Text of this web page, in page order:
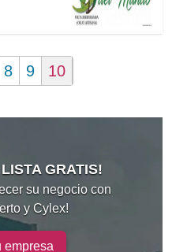
8 9 10
GRATIS!
su negocio con
y Cylex!
empresa